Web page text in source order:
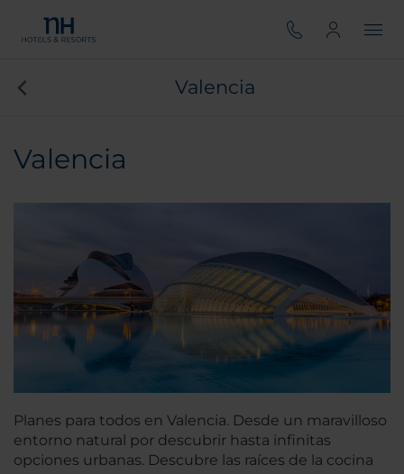
Valencia
Valencia
Planes para todos en Valencia. Desde un maravilloso
entorno natural por descubrir hasta infinitas
opciones urbanas. Descubre las raíces de la cocina